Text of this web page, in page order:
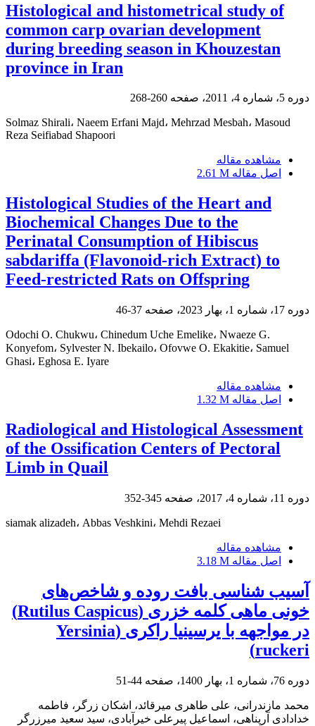
Histological and histometrical study of
common carp ovarian development
during breeding season in Khouzestan
province in Iran
دوره 5، شماره 4، 2011، صفحه 260-268
Solmaz Shirali، Naeem Erfani Majd، Mehrzad Mesbah، Masoud
Reza Seifiabad Shapoori
مشاهده مقاله
اصل مقاله 2.61 M
Histological Studies of the Heart and
Biochemical Changes Due to the
Perinatal Consumption of Hibiscus
sabdariffa (Flavonoid-rich Extract) to
Feed-restricted Rats on Offspring
دوره 17، شماره 1، بهار 2023، صفحه 37-46
Odochi O. Chukwu، Chinedum Uche Emelike، Nwaeze G.
Konyefom، Sylvester N. Ibekailo، Ofovwe O. Ekakitie، Samuel
Ghasi، Eghosa E. Iyare
مشاهده مقاله
اصل مقاله 1.32 M
Radiological and Histological Assessment
of the Ossification Centers of Pectoral
Limb in Quail
دوره 11، شماره 4، 2017، صفحه 345-352
siamak alizadeh، Abbas Veshkini، Mehdi Rezaei
مشاهده مقاله
اصل مقاله 3.18 M
آسیب شناسی بافت روده و شاخص‌های
خونی ماهی کلمه خزری (Rutilus Caspicus)
در مواجهه با یرسینیا راکری (Yersinia
ruckeri)
دوره 76، شماره 1، بهار 1400، صفحه 44-51
محمد مازندرانی، علی طاهری میرقائد، اشکان زرگر، فاطمه
خدادادی آرپناهی، اسماعیل پیرعلی خیرآبادی، سید سعید میرزرگر